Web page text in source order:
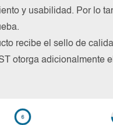
y usabilidad. Por lo
recibe el sello de
otorga adicionalmente